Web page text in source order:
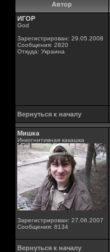
Автор
ИГОР
God
Зарегистрирован: 29.05.2008
Сообщения: 2820
Откуда: Украина
Вернуться к началу
Мишка
Инкогнитивная какашка
Зарегистрирован: 27.06.2007
Сообщения: 8134
Вернуться к началу